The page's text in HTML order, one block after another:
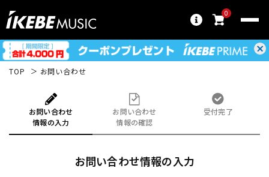
0
TOP お問い合わせ
お問い合わせ
情報の入力
お問い合わせ
情報の確認
受付完了
お問い合わせ情報の入力